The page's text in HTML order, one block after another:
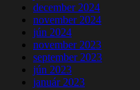
december 2024
november 2024
jún 2024
november 2023
september 2023
jún 2023
január 2023